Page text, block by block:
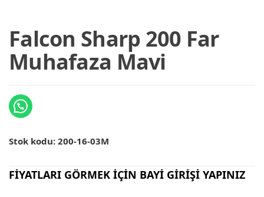
Falcon Sharp 200 Far
Muhafaza Mavi
Stok kodu: 200-16-03M
FİYATLARI GÖRMEK İÇİN BAYİ GİRİŞİ YAPINIZ